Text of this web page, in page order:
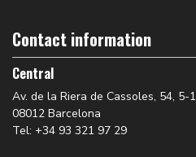
Contact information
Central
Av. de la Riera de Cassoles, 54, 5-1
08012 Barcelona
Tel: +34 93 321 97 29